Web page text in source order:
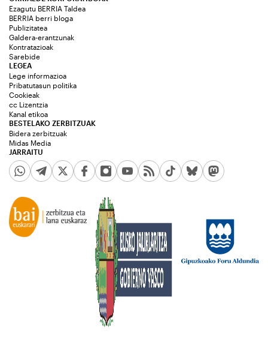
Ezagutu BERRIA Taldea
BERRIA berri bloga
Publizitatea
Galdera-erantzunak
Kontratazioak
Sarebide
JARRAITU
LEGEA
Lege informazioa
Pribatutasun politika
Cookieak
cc Lizentzia
Kanal etikoa
BESTELAKO ZERBITZUAK
Bidera zerbitzuak
Midas Media